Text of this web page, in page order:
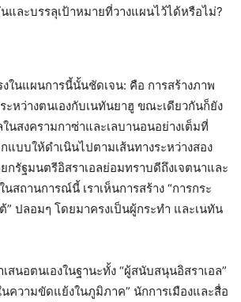
และบรรลุเป้าหมายที่วางแผนไว้ได้หรือไม่?
งในแผนการนี้นั้นชัดเจน: คือ การสร้างภาพ
หว่างตนเองกับเนทันยาฮู ขณะเดียวกันก็ยัง
นสงครามกาซ่าและเลบานอนอย่างเต็มที่
แบบให้ดำเนินไปตามเส้นทางระหว่างสอง
กรัฐมนตรีอิสราเอลย่อมทราบดีถึงเจตนาและ
สถานการณ์นี้ เราเห็นการสร้าง “การกระ
” ปลอมๆ โดยมาครงเป็นผู้กระทำ และเนทัน
สนอตนเองในฐานะทั้ง “ผู้สนับสนุนอิสราเอล”
นความขัดแย้งในภูมิภาค” นักการเมืองและสื่อ